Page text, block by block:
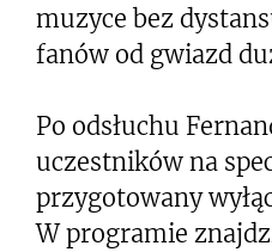
muzyce bez
fanów od gwiazd
Po odsłuchu
uczestników na
przygotowany
W programie